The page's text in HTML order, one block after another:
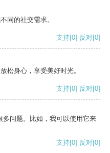
同的社交需求。
支持[0] 反对[0]
松身心，享受美好时光。
支持[0] 反对[0]
问题。比如，我可以使用它来
支持[0] 反对[0]